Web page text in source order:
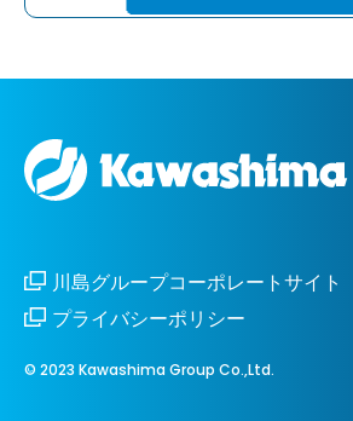
川島グループコーポレートサイト
プライバシーポリシー
© 2023 Kawashima Group Co.,Ltd.